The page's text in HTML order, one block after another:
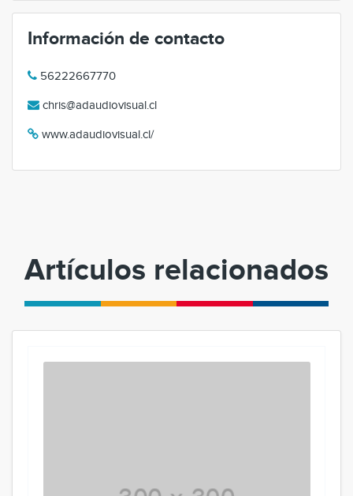
Información de contacto
56222667770
chris@adaudiovisual.cl
www.adaudiovisual.cl/
Artículos relacionados